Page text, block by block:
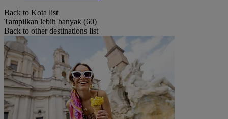
Back to Kota list
Tampilkan lebih banyak (60)
Back to other destinations list